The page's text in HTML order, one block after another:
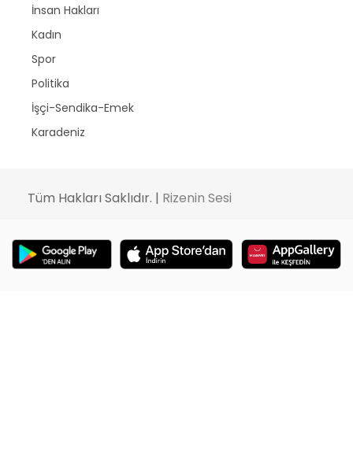
İnsan Hakları
Kadın
Spor
Politika
İşçi-Sendika-Emek
Karadeniz
Tüm Hakları Saklıdır. | Rizenin Sesi